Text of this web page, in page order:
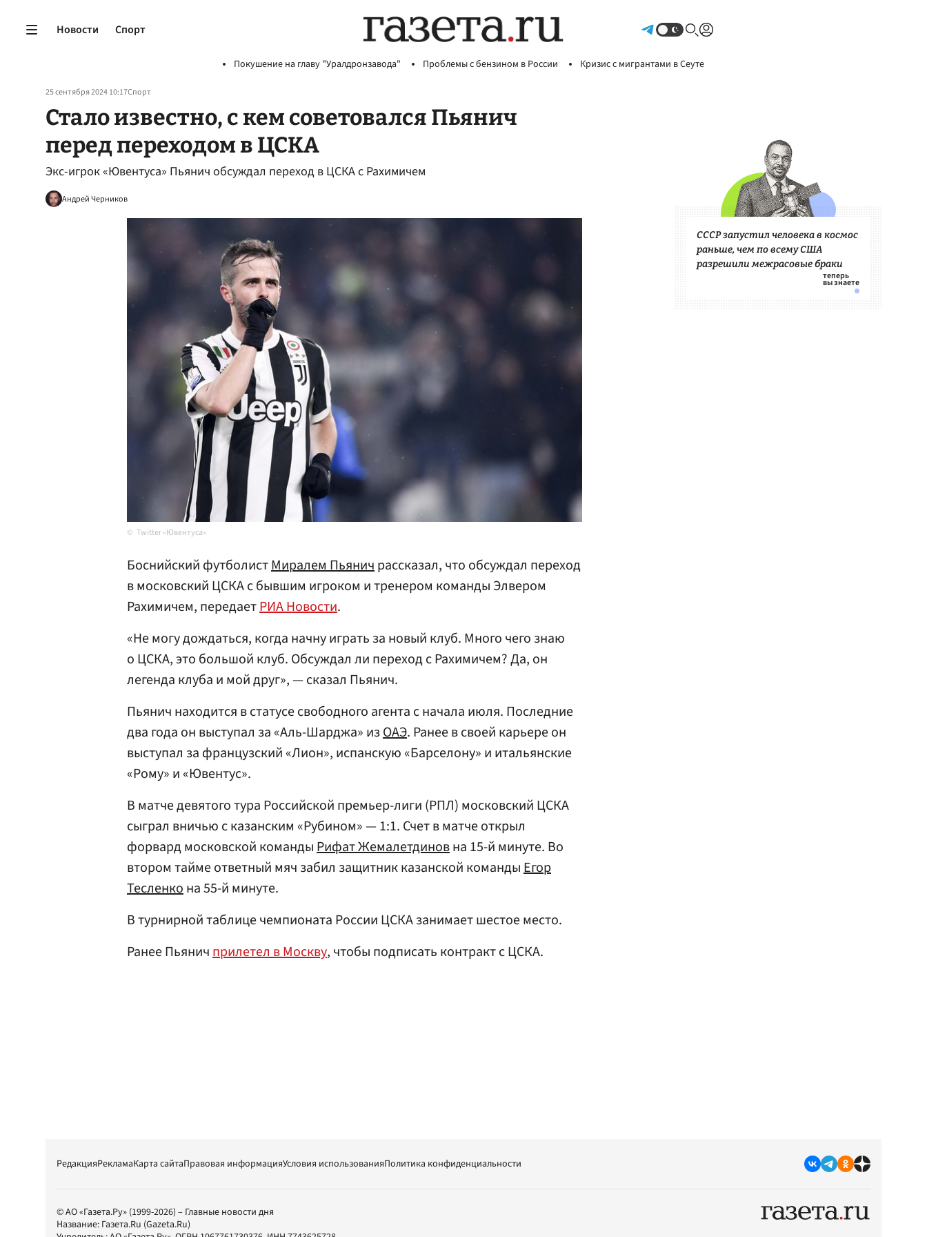
Новости Спорт
Покушение на главу "Уралдронзавода" Проблемы с бензином в России Кризис с мигрантами в Сеуте
25 сентября 2024 10:17Спорт
Стало известно, с кем советовался Пьянич
перед переходом в ЦСКА
Экс-игрок «Ювентуса» Пьянич обсуждал переход в ЦСКА с Рахимичем
Андрей Черников
Twitter «Ювентуса»
Боснийский футболистМиралем Пьяничрассказал, что обсуждал переход
в московский ЦСКА с бывшим игроком и тренером команды Элвером
Рахимичем, передаетРИА Новости.
«Не могу дождаться, когда начну играть за новый клуб. Много чего знаю
о ЦСКА, это большой клуб. Обсуждал ли переход с Рахимичем? Да, он
легенда клуба и мой друг», — сказал Пьянич.
Пьянич находится в статусе свободного агента с начала июля. Последние
два года он выступал за «Аль-Шарджа» изОАЭ. Ранее в своей карьере он
выступал за французский «Лион», испанскую «Барселону» и итальянские
«Рому» и «Ювентус».
В матче девятого тура Российской премьер-лиги (РПЛ) московский ЦСКА
сыграл вничью с казанским «Рубином» — 1:1. Счет в матче открыл
форвард московской командыРифат Жемалетдиновна 15-й минуте. Во
втором тайме ответный мяч забил защитник казанской командыЕгор
Тесленкона 55-й минуте.
В турнирной таблице чемпионата России ЦСКА занимает шестое место.
Ранее Пьяничприлетел в Москву, чтобы подписать контракт с ЦСКА.
СССР запустил человека в космос
раньше, чем по всему США
разрешили межрасовые браки
РедакцияРекламаКарта сайтаПравовая информацияУсловия использованияПолитика конфиденциальности
© АО «Газета.Ру» (1999-2026) – Главные новости дня
Название: Газета.Ru (Gazeta.Ru)